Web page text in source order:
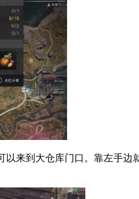
到大仓库门口。靠左手边